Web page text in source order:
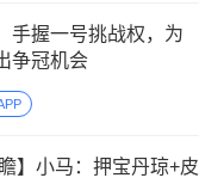
手握一号挑战权，为
争冠机会
】小马：押宝丹琼+皮